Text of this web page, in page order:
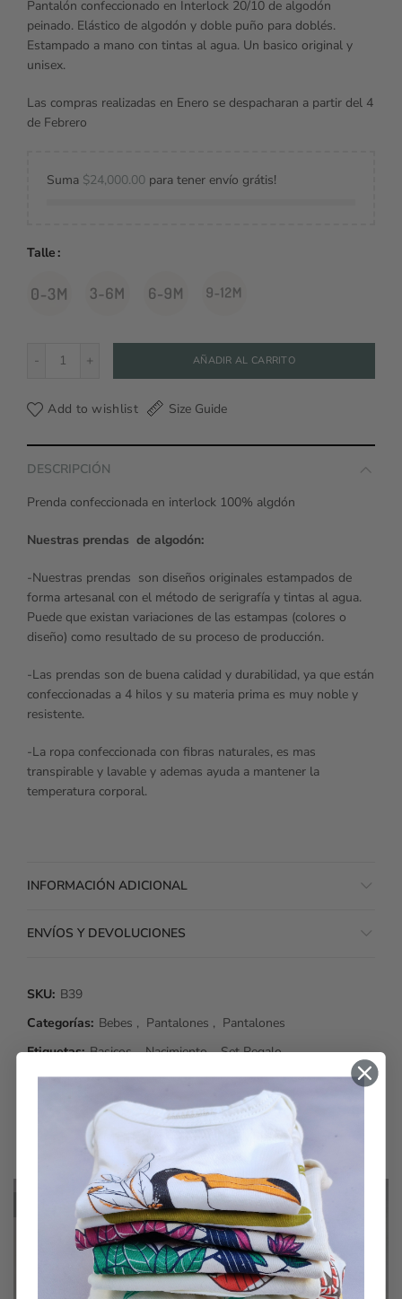
Pantalón confeccionado en Interlock 20/10 de algodón
peinado. Elástico de algodón y doble puño para doblés.
Estampado a mano con tintas al agua. Un basico original y
unisex.
Las compras realizadas en Enero se despacharan a partir del 4
de Febrero
Suma $24,000.00 para tener envío grátis!
Talle
Pantalón Zorrinos cantidad
AÑADIR AL CARRITO
Add to wishlist Size Guide
DESCRIPCIÓN
Prenda confeccionada en interlock 100% algdón
Nuestras prendas de algodón:
-Nuestras prendas son diseños originales estampados de
forma artesanal con el método de serigrafía y tintas al agua.
Puede que existan variaciones de las estampas (colores o
diseño) como resultado de su proceso de producción.
-Las prendas son de buena calidad y durabilidad, ya que están
confeccionadas a 4 hilos y su materia prima es muy noble y
resistente.
-La ropa confeccionada con fibras naturales, es mas
transpirable y lavable y ademas ayuda a mantener la
temperatura corporal.
INFORMACIÓN ADICIONAL
ENVÍOS Y DEVOLUCIONES
SKU: B39
Categorías: Bebes , Pantalones , Pantalones
Etiquetas:Basicos , Nacimiento , Set Regalo
TAMBIÉN TE RECOMENDAMOS…
SIN STOCK